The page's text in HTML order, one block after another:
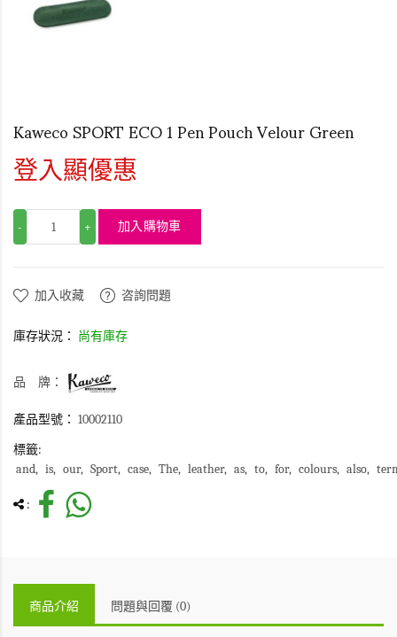
Kaweco SPORT ECO 1 Pen Pouch Velour Green
登入顯優惠
- + 加入購物車
加入收藏 咨詢問題
庫存狀況： 尚有庫存
品 牌：
產品型號： 10002110
標籤:
and
is our Sport case The leather as to for colours also
:
商品介紹 問題與回覆 (0)